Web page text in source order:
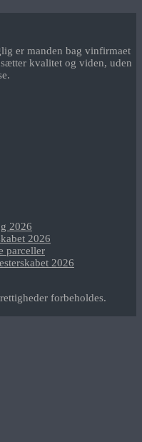
er manden bag vinfirmaet
kvalitet og viden, uden
2026
2026
parceller
2026
forbeholdes.